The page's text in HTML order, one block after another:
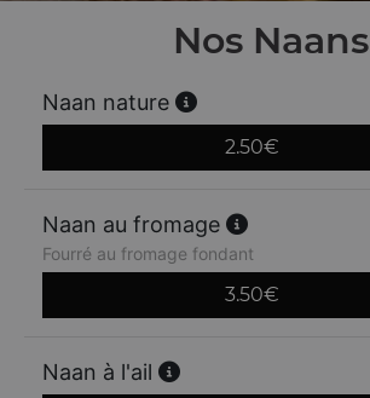
Nos Naans
Naan nature
2.50€
Naan au fromage
Fourré au fromage fondant
3.50€
Naan à l'ail